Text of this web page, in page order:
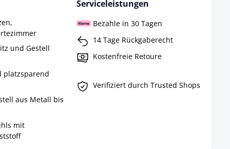
und Gestell
platzsparend
aus Metall bis
mit
Serviceleistungen
Bezahle in 30 Tagen
14 Tage Rückgaberecht
Kostenfreie Retoure
Verifiziert durch Trusted Shops